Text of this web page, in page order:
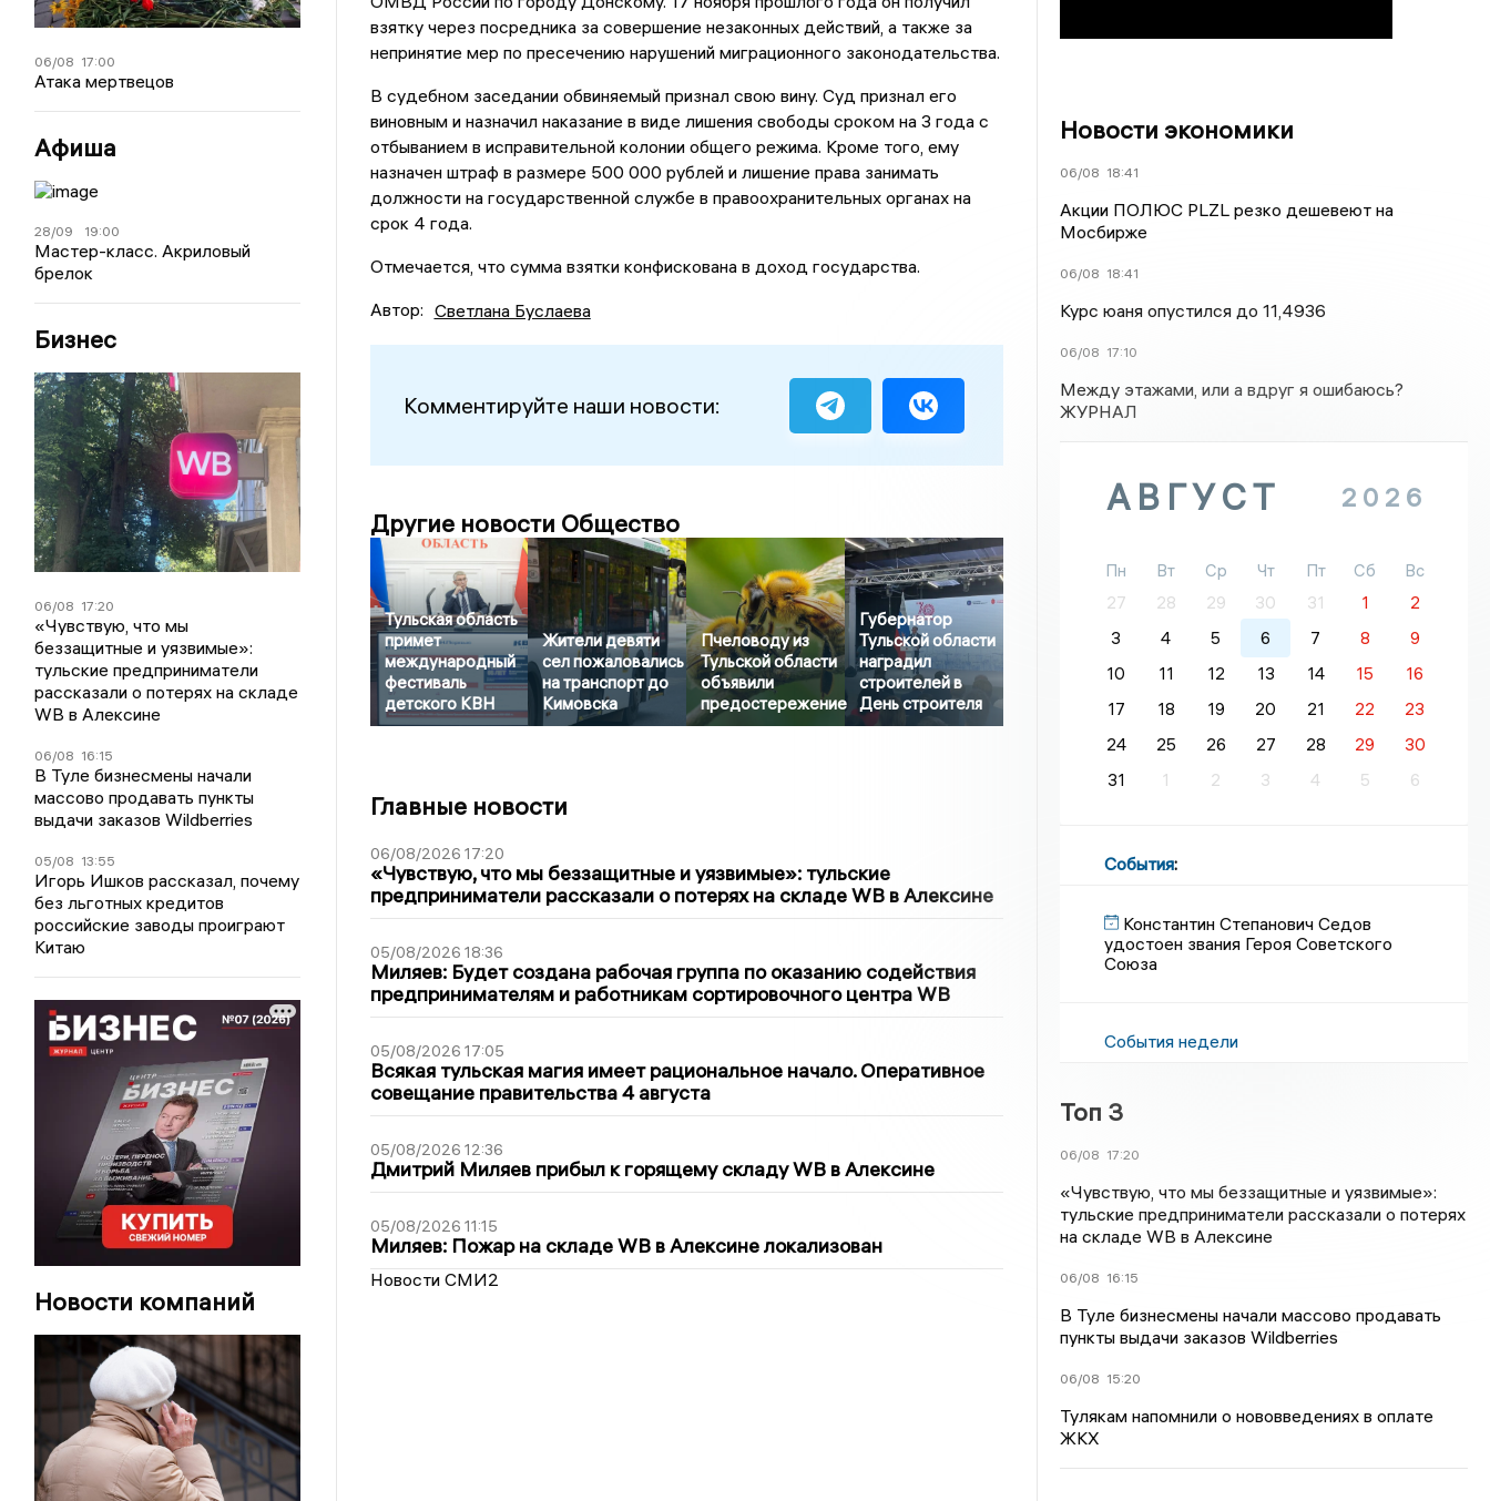
06/08 17:00
Атака мертвецов
Афиша
28/09 19:00
Мастер-класс. Акриловый
брелок
Бизнес
06/08 17:20
«Чувствую, что мы
беззащитные и уязвимые»:
тульские предприниматели
рассказали о потерях на складе
WB в Алексине
06/08 16:15
В Туле бизнесмены начали
массово продавать пункты
выдачи заказов Wildberries
05/08 13:55
Игорь Ишков рассказал, почему
без льготных кредитов
российские заводы проиграют
Китаю
Новости компаний
взятку через посредника за совершение незаконных действий, а также за
непринятие мер по пресечению нарушений миграционного законодательства.
В судебном заседании обвиняемый признал свою вину. Суд признал его
виновным и назначил наказание в виде лишения свободы сроком на 3 года с
отбыванием в исправительной колонии общего режима. Кроме того, ему
назначен штраф в размере 500 000 рублей и лишение права занимать
должности на государственной службе в правоохранительных органах на
срок 4 года.
Отмечается, что сумма взятки конфискована в доход государства.
Автор: Светлана Буслаева
Комментируйте наши новости:
Другие новости Общество
Тульская область
примет
международный
фестиваль
детского КВН
Жители девяти
сел пожаловались
на транспорт до
Кимовска
Пчеловоду из
Тульской области
объявили
предостережение
Губернатор
Тульской области
наградил
строителей в
День строителя
Главные новости
06/08/2026 17:20
«Чувствую, что мы беззащитные и уязвимые»: тульские
предприниматели рассказали о потерях на складе WB в Алексине
05/08/2026 18:36
Миляев: Будет создана рабочая группа по оказанию содействия
предпринимателям и работникам сортировочного центра WB
05/08/2026 17:05
Всякая тульская магия имеет рациональное начало. Оперативное
совещание правительства 4 августа
05/08/2026 12:36
Дмитрий Миляев прибыл к горящему складу WB в Алексине
05/08/2026 11:15
Миляев: Пожар на складе WB в Алексине локализован
Новости СМИ2
Новости экономики
06/08 18:41
Акции ПОЛЮС PLZL резко дешевеют на
Мосбирже
06/08 18:41
Курс юаня опустился до 11,4936
06/08 17:10
Между этажами, или а вдруг я ошибаюсь?
ЖУРНАЛ
АВГУСТ 2026
Пн Вт Ср Чт Пт Сб
Вс
27
28 29 30 31 1
2
3
4 5 6 7 8
9
10
11 12 13 14 15
16
17
18 19 20 21 22
23
24
25 26 27 28 29
30
31
1 2 3 4 5 6
События:
Константин Степанович Седов
удостоен звания Героя Советского
Союза
События недели
Топ 3
06/08 17:20
«Чувствую, что мы беззащитные и уязвимые»:
тульские предприниматели рассказали о потерях
на складе WB в Алексине
06/08 16:15
В Туле бизнесмены начали массово продавать
пункты выдачи заказов Wildberries
06/08 15:20
Тулякам напомнили о нововведениях в оплате
ЖКХ